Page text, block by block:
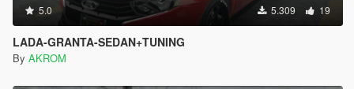
5.0 5.309 19
LADA-GRANTA-SEDAN+TUNING
By AKROM